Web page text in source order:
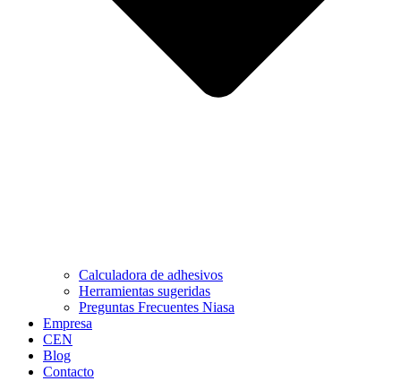
Calculadora de adhesivos
Herramientas sugeridas
Preguntas Frecuentes Niasa
Empresa
CEN
Blog
Contacto